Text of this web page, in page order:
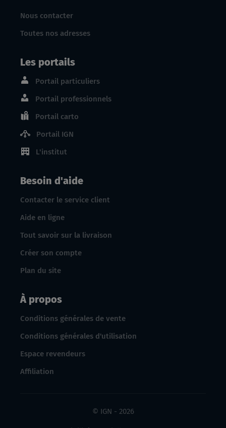
Nous contacter
Toutes nos adresses
Les portails
Portail particuliers
Portail professionnels
Portail carto
Portail IGN
L'institut
Besoin d'aide
Contacter le service client
Aide en ligne
Tout savoir sur la livraison
Créer son compte
Plan du site
À propos
Conditions générales de vente
Conditions générales d'utilisation
Espace revendeurs
Affiliation
© IGN - 2026